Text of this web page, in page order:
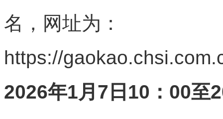
名，网址为：
https://
2026年1月7日10：00至